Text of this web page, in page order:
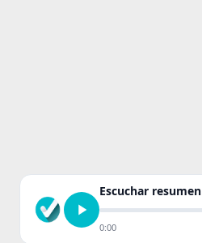
Escuchar resumen
0:00